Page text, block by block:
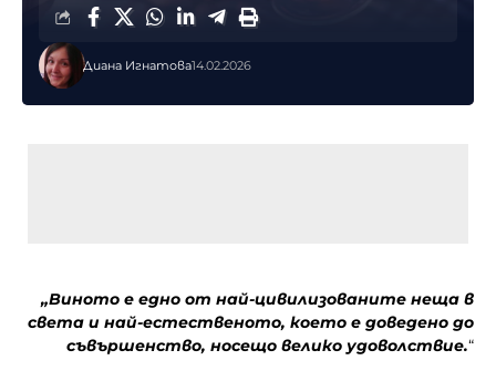
Диана Игнатова14.02.2026
„Виното е едно от най-цивилизованите неща в
света и най-естественото, което е доведено до
съвършенство, носещо велико удоволствие.“